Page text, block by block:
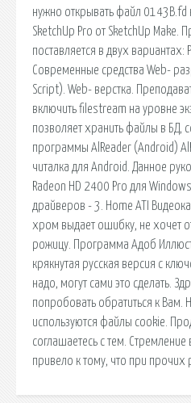
нужно открывать файл 0143B.fd
SketchUp Pro от SketchUp Make.
поставляется в двух вариантах:
Современные средства Web-
Script). Web- верстка.
включить filestream на уровне
позволяет хранить файлы в БД,
программы AlReader (Android)
читалка для Android. Данное
Radeon HD 2400 Pro для
драйверов - 3. Home ATI
хром выдает ошибку, не хочет
рожицу. Программа Адоб
крякнутая русская версия с
надо, могут сами это сделать.
попробовать обратиться к Вам.
используются файлы cookie.
соглашаетесь с тем.
привело к тому, что при прочих